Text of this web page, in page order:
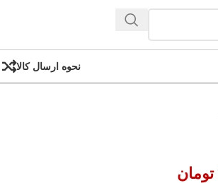
نحوه ارسال کالا
تومان